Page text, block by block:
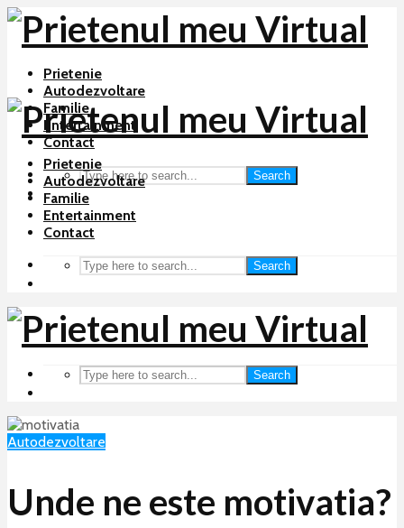
Prietenie
Autodezvoltare
Familie
Entertainment
Contact
Search
Prietenie
Autodezvoltare
Familie
Entertainment
Contact
Search
Search
Autodezvoltare
Unde ne este motivatia?